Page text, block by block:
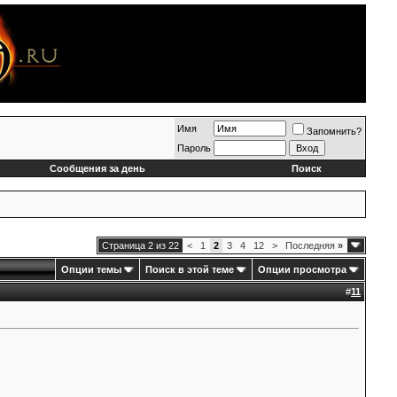
Имя
Запомнить?
Пароль
Сообщения за день
Поиск
Страница 2 из 22 < 1 2 3 4 12 > Последняя »
Опции темы Поиск в этой теме Опции просмотра
#11